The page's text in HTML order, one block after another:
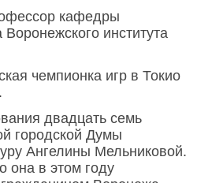
кафедры
Воронежского института
чемпионка игр в Токио
двадцать семь
городской Думы
Ангелины Мельниковой.
она в этом году